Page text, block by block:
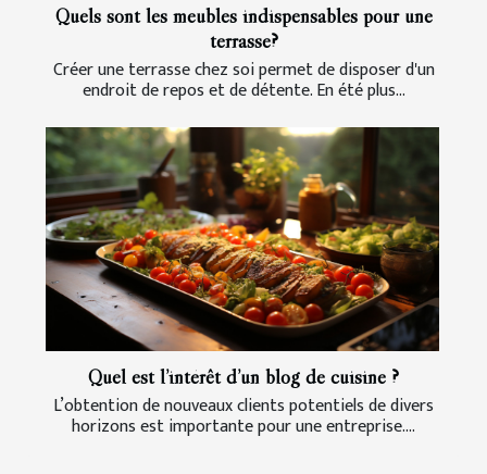
Quels sont les meubles indispensables pour une
terrasse?
Créer une terrasse chez soi permet de disposer d'un
endroit de repos et de détente. En été plus...
Quel est l’intérêt d’un blog de cuisine ?
L’obtention de nouveaux clients potentiels de divers
horizons est importante pour une entreprise....